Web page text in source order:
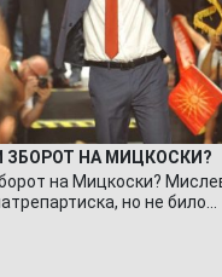
ЗБОРОТ НА МИЦКОСКИ?
на Мицкоски?
но не било…